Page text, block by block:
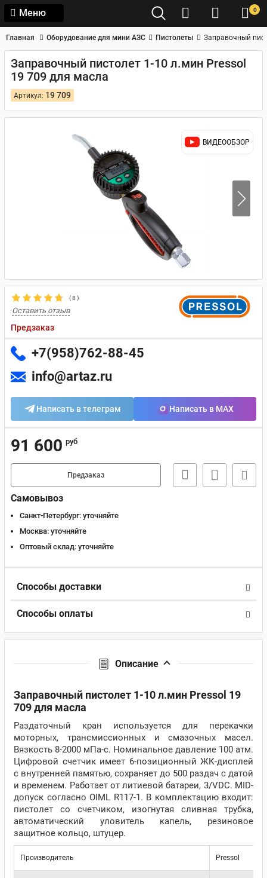
Меню 0
Главная Оборудование для мини АЗС Пистолеты Заправочный
Заправочный пистолет 1-10 л.мин Pressol
19 709 для масла
Артикул: 19 709
ВИДЕООБЗОР
(8 )
Оставить отзыв
Предзаказ
+7(958)762-88-45
info@artaz.ru
Написать в телеграм Написать в MAX
91 600 руб
Предзаказ
Самовывоз
Санкт-Петербург: уточняйте
Москва: уточняйте
Оптовый склад: уточняйте
Способы доставки
Способы оплаты
Описание
Заправочный пистолет 1-10 л.мин Pressol 19
709 для масла
Раздаточный кран используется для перекачки
моторных, трансмиссионных и смазочных масел.
Вязкость 8-2000 мПа-с. Номинальное давление 100 атм.
Цифровой счетчик имеет 6-позиционный ЖК-дисплей
с внутренней памятью, сохраняет до 500 раздач с датой
и временем. Работает от литиевой батареи, 3/VDC. MID-
допуск согласно OIML R117-1. В комплектацию входит:
пистолет со счетчиком, изогнутая сливная трубка,
автоматический уловитель капель, резиновое
защитное кольцо, штуцер.
Производитель Pressol